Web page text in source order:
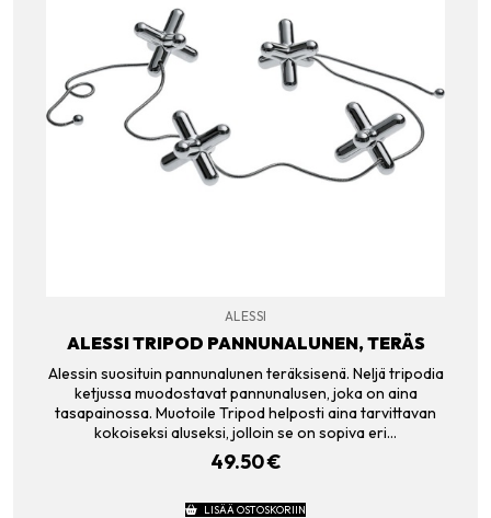
ALESSI
ALESSI TRIPOD PANNUNALUNEN, TERÄS
Alessin suosituin pannunalunen teräksisenä. Neljä tripodia
ketjussa muodostavat pannunalusen, joka on aina
tasapainossa. Muotoile Tripod helposti aina tarvittavan
kokoiseksi aluseksi, jolloin se on sopiva eri…
49.50€
LISÄÄ OSTOSKORIIN